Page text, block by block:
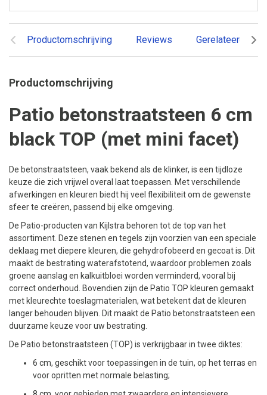
Productomschrijving Reviews Gerelateerde
Productomschrijving
Patio betonstraatsteen 6 cm
black TOP (met mini facet)
De betonstraatsteen, vaak bekend als de klinker, is een tijdloze
keuze die zich vrijwel overal laat toepassen. Met verschillende
afwerkingen en kleuren biedt hij veel flexibiliteit om de gewenste
sfeer te creëren, passend bij elke omgeving.
De Patio-producten van Kijlstra behoren tot de top van het
assortiment. Deze stenen en tegels zijn voorzien van een speciale
deklaag met diepere kleuren, die gehydrofobeerd en gecoat is. Dit
maakt de bestrating waterafstotend, waardoor problemen zoals
groene aanslag en kalkuitbloei worden verminderd, vooral bij
correct onderhoud. Bovendien zijn de Patio TOP kleuren gemaakt
met kleurechte toeslagmaterialen, wat betekent dat de kleuren
langer behouden blijven. Dit maakt de Patio betonstraatsteen een
duurzame keuze voor uw bestrating.
De Patio betonstraatsteen (TOP) is verkrijgbaar in twee diktes:
6 cm, geschikt voor toepassingen in de tuin, op het terras en
voor opritten met normale belasting;